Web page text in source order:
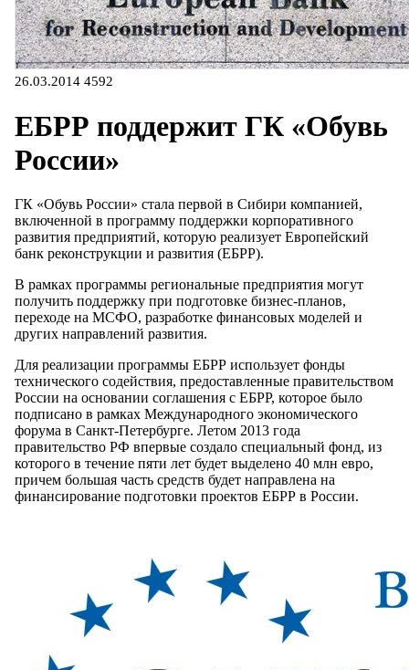
26.03.2014 4592
ЕБРР поддержит ГК «Обувь
России»
ГК «Обувь России» стала первой в Сибири компанией,
включенной в программу поддержки корпоративного
развития предприятий, которую реализует Европейский
банк реконструкции и развития (ЕБРР).
В рамках программы региональные предприятия могут
получить поддержку при подготовке бизнес-планов,
переходе на МСФО, разработке финансовых моделей и
других направлений развития.
Для реализации программы ЕБРР использует фонды
технического содействия, предоставленные правительством
России на основании соглашения с ЕБРР, которое было
подписано в рамках Международного экономического
форума в Санкт-Петербурге. Летом 2013 года
правительство РФ впервые создало специальный фонд, из
которого в течение пяти лет будет выделено 40 млн евро,
причем большая часть средств будет направлена на
финансирование подготовки проектов ЕБРР в России.